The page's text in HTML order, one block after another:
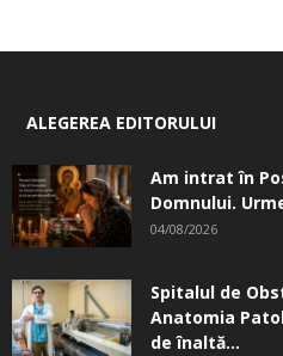
ALEGEREA EDITORULUI
Am intrat în
Domnului.
04/08/2026
Spitalul de
Anatomia
de înaltă...